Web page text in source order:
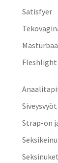
Satisfyer
Fleshlight
Siveysvyöt
Strap-on
Seksinuket